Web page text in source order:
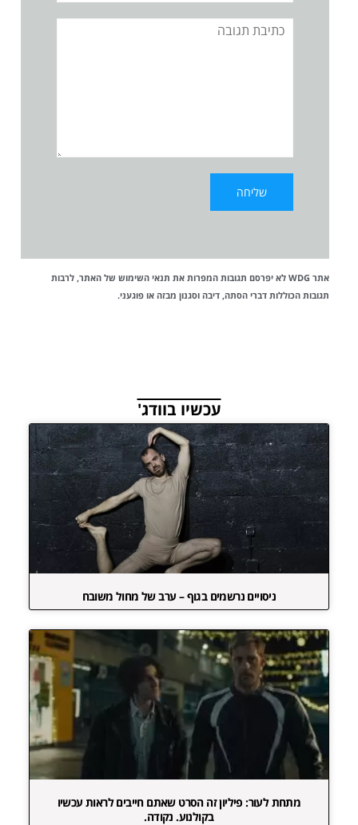
תגובה
אתר WDG לא יפרסם תגובות המפרות את תנאי השימוש של האתר, לרבות
תגובות הכוללות דברי הסתה, דיבה וסגנון מבזה או פוגעני.
עכשיו בוודג'
ניסויים נרשמים בגוף – ערב של מחול משובח
מתחת לעור: פיליון זה הסרט שאתם חייבים לראות עכשיו
בקולנוע. נקודה.